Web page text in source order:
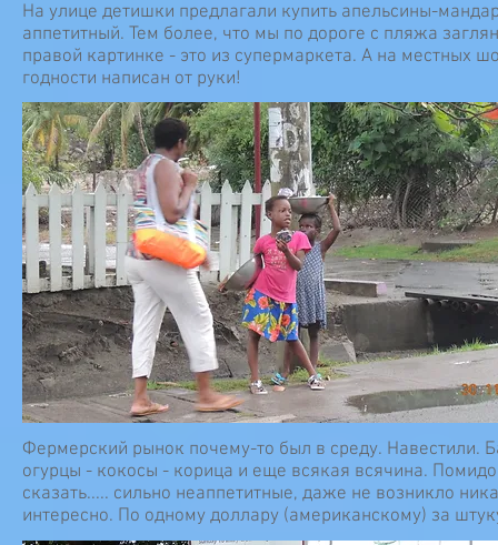
На улице детишки предлагали купить апельсины-
аппетитный. Тем более, что мы по дороге с пляжа
правой картинке - это из супермаркета. А на местных
годности написан от руки!
Фермерский рынок почему-то был в среду. Навестили.
огурцы - кокосы - корица и еще всякая всячина.
сказать..... сильно неаппетитные, даже не возникло
интересно. По одному доллару (американскому) за